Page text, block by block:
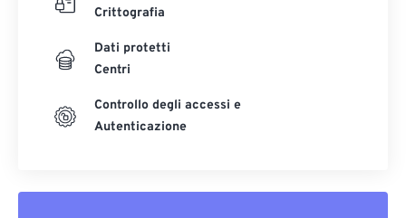
Crittografia
Dati protetti
Centri
Controllo degli accessi e
Autenticazione